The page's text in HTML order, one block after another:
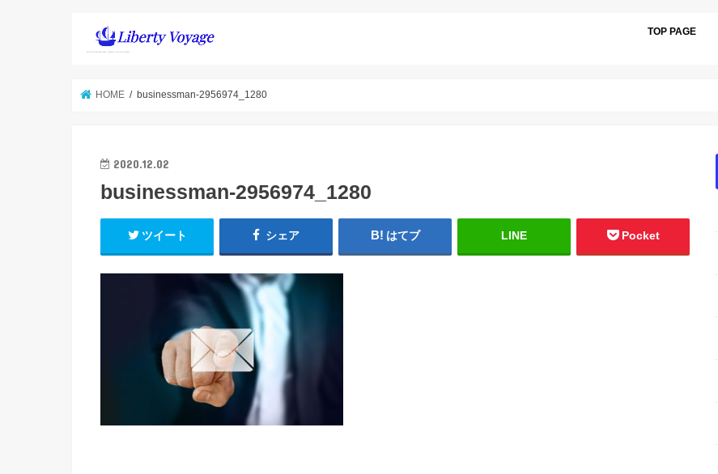
TOP PAGE
HOME businessman-2956974_1280
2020.12.02
businessman-2956974_1280
ツイート シェア はてブ LINE Pocket